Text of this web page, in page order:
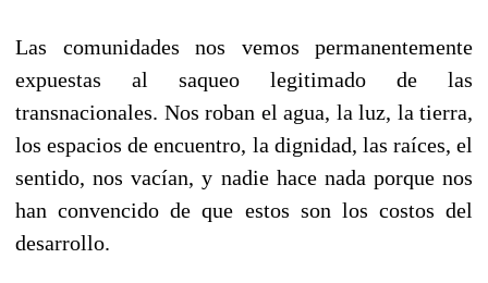
Las comunidades nos vemos permanentemente
expuestas al saqueo legitimado de las
transnacionales. Nos roban el agua, la luz, la tierra,
los espacios de encuentro, la dignidad, las raíces, el
sentido, nos vacían, y nadie hace nada porque nos
han convencido de que estos son los costos del
desarrollo.